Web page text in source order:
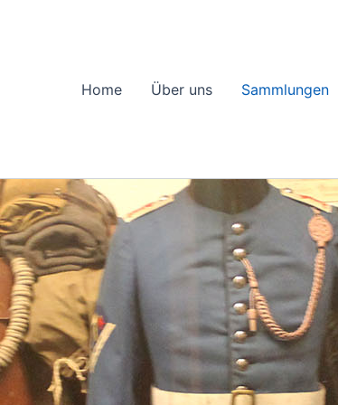
Home
Über uns Sammlungen